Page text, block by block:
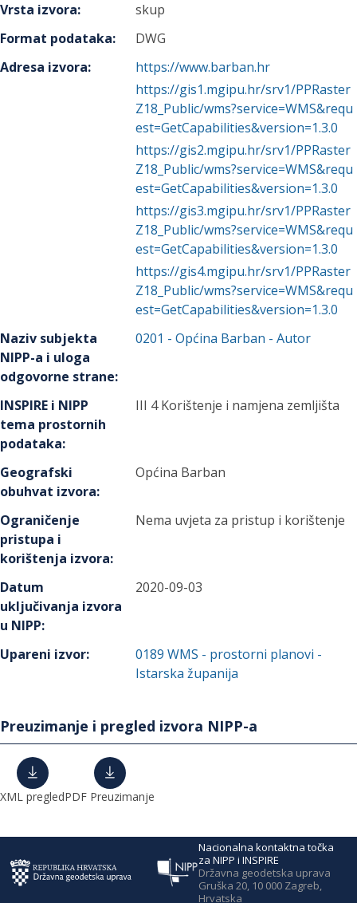
Vrsta izvora:
skup
Format podataka:
DWG
Adresa izvora:
https://www.barban.hr
https://gis1.mgipu.hr/srv1/PPRaster
Z18_Public/wms?service=WMS&requ
est=GetCapabilities&version=1.3.0
https://gis2.mgipu.hr/srv1/PPRaster
Z18_Public/wms?service=WMS&requ
est=GetCapabilities&version=1.3.0
https://gis3.mgipu.hr/srv1/PPRaster
Z18_Public/wms?service=WMS&requ
est=GetCapabilities&version=1.3.0
https://gis4.mgipu.hr/srv1/PPRaster
Z18_Public/wms?service=WMS&requ
est=GetCapabilities&version=1.3.0
Naziv subjekta
NIPP-a i uloga
odgovorne strane:
0201 -Općina Barban - Autor
INSPIRE i NIPP
tema prostornih
podataka:
III 4 Korištenje i namjena zemljišta
Geografski
obuhvat izvora:
Općina Barban
Ograničenje
pristupa i
korištenja izvora:
Nema uvjeta za pristup i korištenje
Datum
uključivanja izvora
u NIPP:
2020-09-03
Upareni izvor: 0189 WMS - prostorni planovi -
Istarska županija
Preuzimanje i pregled izvora NIPP-a
XML pregledPDF Preuzimanje
Nacionalna kontaktna točka
za NIPP i INSPIRE
Državna geodetska uprava
Gruška 20, 10 000 Zagreb,
Hrvatska